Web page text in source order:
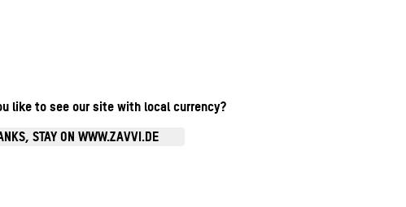
like to see our site with local currency?
STAY ON WWW.ZAVVI.DE